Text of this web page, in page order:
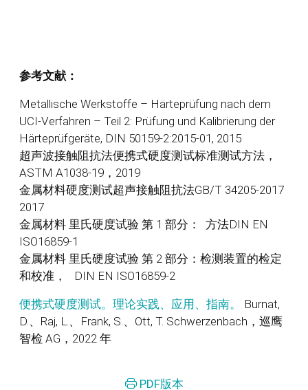
参考文献：
Metallische Werkstoffe – Härteprüfung nach dem
UCI-Verfahren – Teil 2: Prüfung und Kalibrierung der
Härteprüfgeräte, DIN 50159-2:2015-01, 2015
超声波接触阻抗法便携式硬度测试标准测试方法，
ASTM A1038-19，2019
金属材料硬度测试超声接触阻抗法GB/T 34205-2017
2017
金属材料 里氏硬度试验 第 1 部分： 方法DIN EN
ISO16859-1
金属材料 里氏硬度试验 第 2 部分：检测装置的检定
和校准， DIN EN ISO16859-2
便携式硬度测试。理论实践、应用、指南。 Burnat,
D.、Raj, L.、Frank, S.、Ott, T. Schwerzenbach，巡鹰
智检 AG，2022 年
PDF版本